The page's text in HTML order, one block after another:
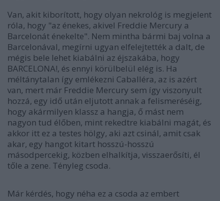
Van, akit kiborított, hogy olyan nekrológ is megjelent
róla, hogy "az énekes, akivel Freddie Mercury a
Barcelonát énekelte". Nem mintha bármi baj volna a
Barcelonával, megírni ugyan elfelejtették a dalt, de
mégis bele lehet kiabálni az éjszakába, hogy
BARCELONA!, és ennyi körülbelül elég is. Ha
méltánytalan így emlékezni Caballéra, az is azért
van, mert már Freddie Mercury sem így viszonyult
hozzá, egy idő után eljutott annak a felismeréséig,
hogy akármilyen klassz a hangja, ő mást nem
nagyon tud élőben, mint rekedtre kiabálni magát, és
akkor itt ez a testes hölgy, aki azt csinál, amit csak
akar, egy hangot kitart hosszú-hosszú
másodpercekig, közben elhalkítja, visszaerősíti, él
tőle a zene. Tényleg csoda.
Már kérdés, hogy néha ez a csoda az embert